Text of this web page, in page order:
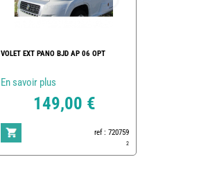
VOLET EXT PANO BJD AP 06 OPT
En savoir plus
149,00 €
ref : 720759
2